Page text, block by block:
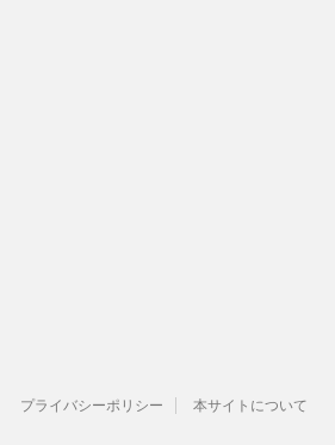
プライバシーポリシー 本サイトについて